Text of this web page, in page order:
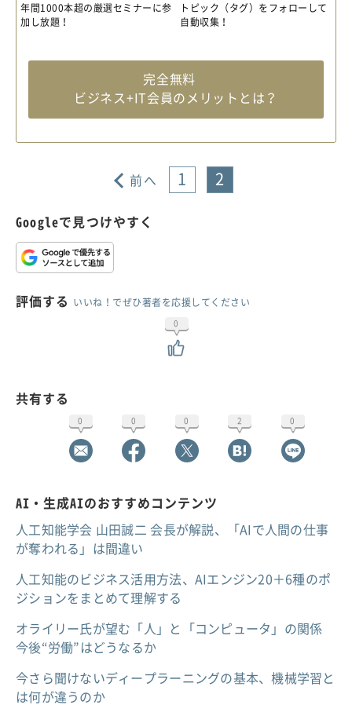
年間1000本超の厳選セミナーに参
加し放題！
トピック（タグ）をフォローして
自動収集！
完全無料
ビジネス+IT会員のメリットとは？
前へ 1 2
Googleで見つけやすく
評価する いいね！でぜひ著者を応援してください
0
共有する
0 0 0 2 0
AI・生成AIのおすすめコンテンツ
人工知能学会 山田誠二 会長が解説、「AIで人間の仕事
が奪われる」は間違い
人工知能のビジネス活用方法、AIエンジン20＋6種のポ
ジションをまとめて理解する
オライリー氏が望む「人」と「コンピュータ」の関係
今後“労働”はどうなるか
今さら聞けないディープラーニングの基本、機械学習と
は何が違うのか